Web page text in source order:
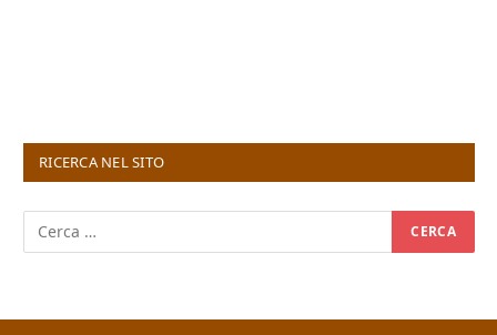
RICERCA NEL SITO